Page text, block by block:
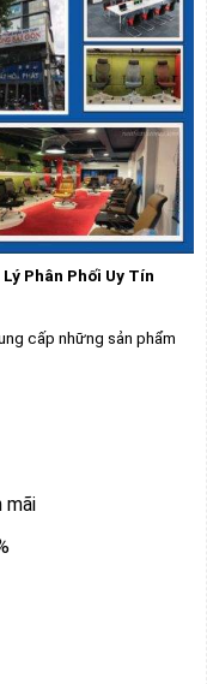
Phân Phối Uy Tín
cấp những sản phẩm
mãi